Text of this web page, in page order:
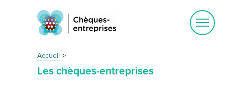
Accueil
Les chèques-entreprises
Ouvrir
le